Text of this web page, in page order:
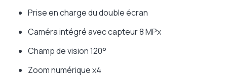
Prise en charge du double écran
Caméra intégré avec capteur 8 MPx
Champ de vision 120°
Zoom numérique x4